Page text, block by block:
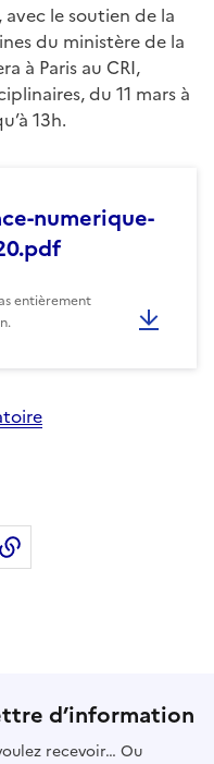
avec le soutien de la
du ministère de la
à Paris au CRI,
du 11 mars à
13h.
numerique-
entièrement
Linkedinsur Instagram
d’information
recevoir… Ou